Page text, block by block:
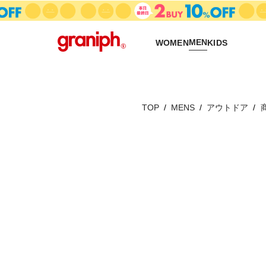
WOMENMENKIDS
TOP MENS アウトドア